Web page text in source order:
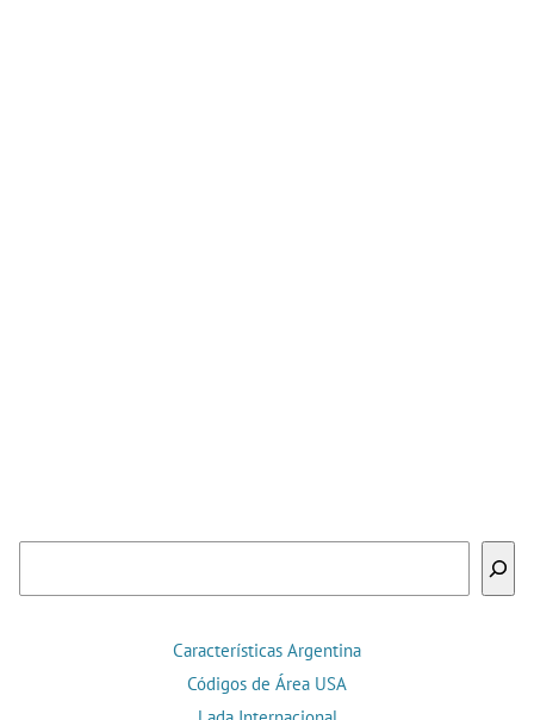
Características Argentina
Códigos de Área USA